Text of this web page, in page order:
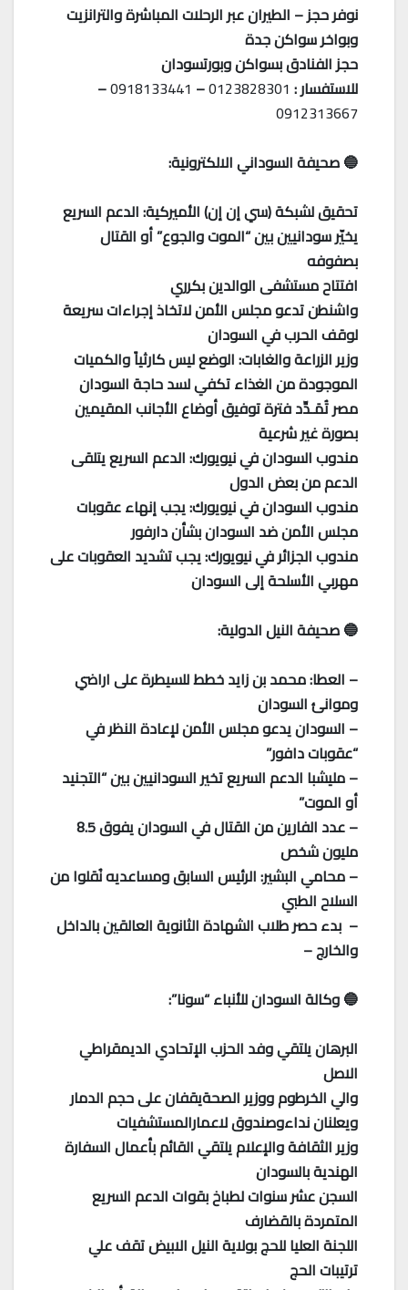
نوفر حجز – الطيران عبر الرحلات المباشرة والترانزيت
وبواخر سواكن جدة
حجز الفنادق بسواكن وبورتسودان
للاستفسار : 0123828301
–
0918133441
–
0912313667
🔵 صحيفة السوداني الالكترونية:
تحقيق لشبكة (سي إن إن) الأميركية: الدعم السريع
يخيّر سودانيين بين “الموت والجوع” أو القتال
بصفوفه
افتتاح مستشفى الوالدين بكرري
واشنطن تدعو مجلس الأمن لاتخاذ إجراءات سريعة
لوقف الحرب في السودان
وزير الزراعة والغابات: الوضع ليس كارثياً والكميات
الموجودة من الغذاء تكفي لسد حاجة السودان
مصر تُمَـدِّد فترة توفيق أوضاع الأجانب المقيمين
بصورة غير شرعية
مندوب السودان في نيويورك: الدعم السريع يتلقى
الدعم من بعض الدول
مندوب السودان في نيويورك: يجب إنهاء عقوبات
مجلس الأمن ضد السودان بشأن دارفور
مندوب الجزائر في نيويورك: يجب تشديد العقوبات على
مهربي الأسلحة إلى السودان
🔵 صحيفة النيل الدولية:
– العطا: محمد بن زايد خطط للسيطرة على اراضي
وموانئ السودان
– السودان يدعو مجلس الأمن لإعادة النظر في
“عقوبات دافور”
– مليشبا الدعم السريع تخير السودانيين بين “التجنيد
أو الموت”
– عدد الفارين من القتال في السودان يفوق 8.5
مليون شخص
– محامي البشير: الرئيس السابق ومساعديه نُقلوا من
السلاح الطبي
– بدء حصر طلاب الشهادة الثانوية العالقين بالداخل
والخارج –
🔵 وكالة السودان للأنباء “سونا”:
البرهان يلتقي وفد الحزب الإتحادي الديمقراطي
الاصل
والي الخرطوم ووزير الصحةيقفان على حجم الدمار
ويعلنان نداءوصندوق لاعمارالمستشفيات
وزير الثقافة والإعلام يلتقي القائم بأعمال السفارة
الهندية بالسودان
السجن عشر سنوات لطباخ بقوات الدعم السريع
المتمردة بالقضارف
اللجنة العليا للحج بولاية النيل الابيض تقف علي
ترتيبات الحج